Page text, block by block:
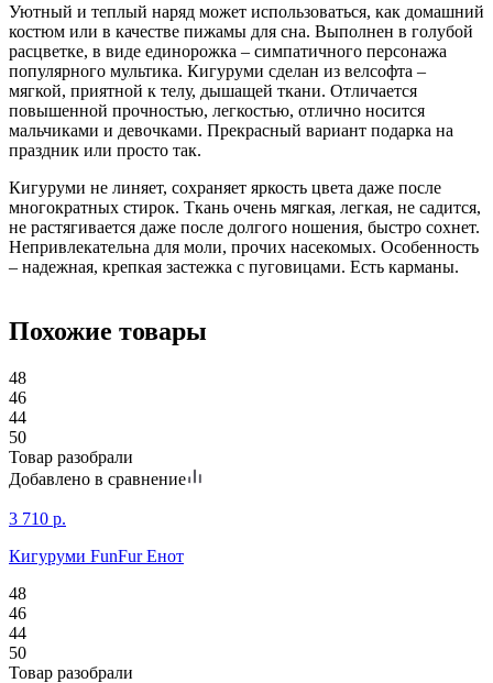
Уютный и теплый наряд может использоваться, как домашний
костюм или в качестве пижамы для сна. Выполнен в голубой
расцветке, в виде единорожка – симпатичного персонажа
популярного мультика. Кигуруми сделан из велсофта –
мягкой, приятной к телу, дышащей ткани. Отличается
повышенной прочностью, легкостью, отлично носится
мальчиками и девочками. Прекрасный вариант подарка на
праздник или просто так.
Кигуруми не линяет, сохраняет яркость цвета даже после
многократных стирок. Ткань очень мягкая, легкая, не садится,
не растягивается даже после долгого ношения, быстро сохнет.
Непривлекательна для моли, прочих насекомых. Особенность
– надежная, крепкая застежка с пуговицами. Есть карманы.
Похожие товары
48
46
44
50
Товар разобрали
Добавлено в сравнение
3 710 р.
Кигуруми FunFur Енот
48
46
44
50
Товар разобрали